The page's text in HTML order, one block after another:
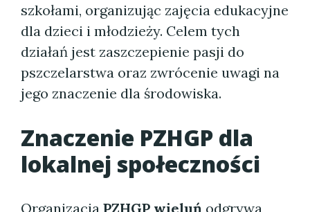
szkołami, organizując zajęcia edukacyjne
dla dzieci i młodzieży. Celem tych
działań jest zaszczepienie pasji do
pszczelarstwa oraz zwrócenie uwagi na
jego znaczenie dla środowiska.
Znaczenie PZHGP dla
lokalnej społeczności
Organizacja PZHGP wieluń odgrywa